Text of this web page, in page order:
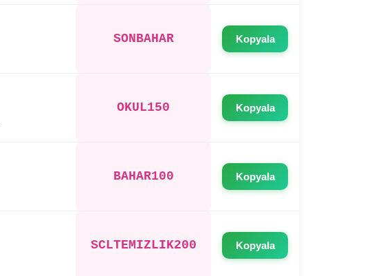
SONBAHAR Kopyala
OKUL150 Kopyala
BAHAR100 Kopyala
SCLTEMIZLIK200 Kopyala